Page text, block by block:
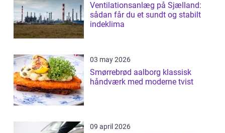
Ventilationsanlæg på Sjælland:
sådan får du et sundt og stabilt
indeklima
03 may 2026
Smørrebrød aalborg klassisk
håndværk med moderne tvist
09 april 2026